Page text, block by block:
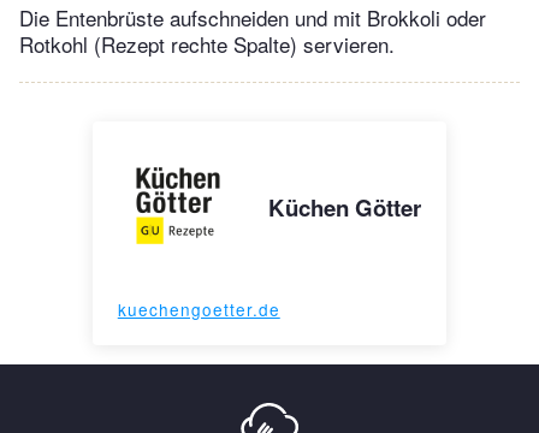
Die Entenbrüste aufschneiden und mit Brokkoli oder
Rotkohl (Rezept rechte Spalte) servieren.
Küchen Götter
kuechengoetter.de